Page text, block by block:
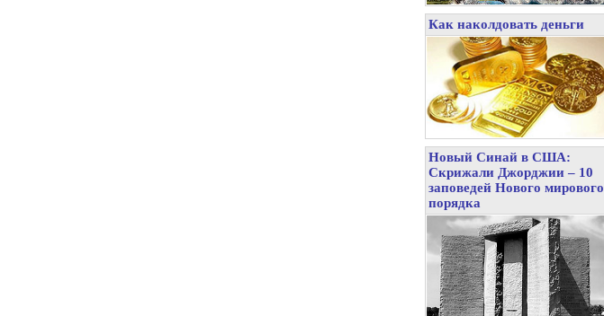
Как наколдовать деньги
Новый Синай в США:
Скрижали Джорджии – 10
заповедей Нового мирового
порядка